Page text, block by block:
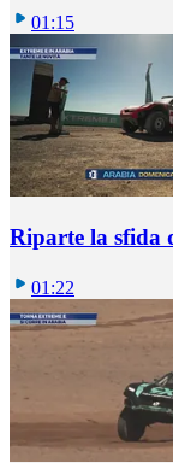
01:15
Riparte la sfida
01:22